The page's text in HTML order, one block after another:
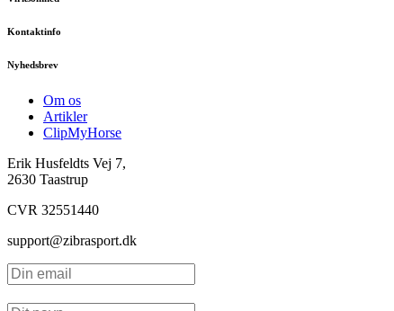
Kontaktinfo
Nyhedsbrev
Om os
Artikler
ClipMyHorse
Erik Husfeldts Vej 7,
2630 Taastrup
CVR 32551440
support@zibrasport.dk